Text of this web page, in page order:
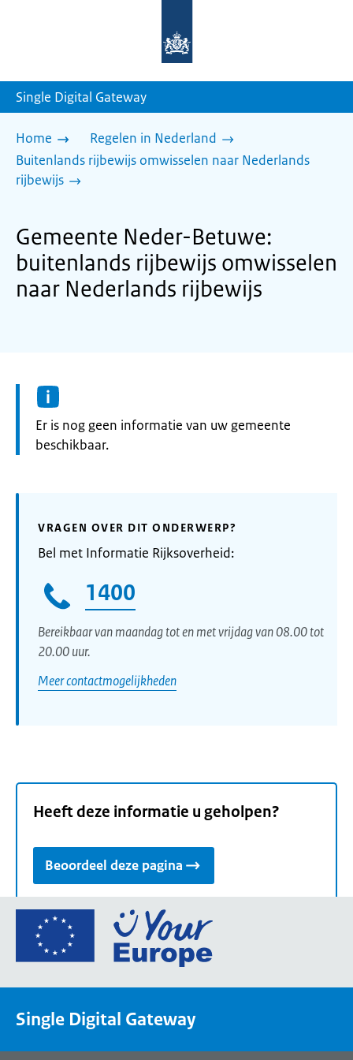
homepage
Single Digital Gateway
Home
Regelen in Nederland
Buitenlands rijbewijs omwisselen naar Nederlands
rijbewijs
Gemeente Neder-Betuwe:
buitenlands rijbewijs omwisselen
naar Nederlands rijbewijs
Informatie:
Er is nog geen informatie van uw gemeente
beschikbaar.
VRAGEN OVER DIT ONDERWERP?
Bel met Informatie Rijksoverheid:
1400
Bereikbaar van maandag tot en met vrijdag van 08.00 tot
20.00 uur.
Meer contactmogelijkheden
Heeft deze informatie u geholpen?
Beoordeel deze pagina
Ga
de
een
Single Digital Gateway